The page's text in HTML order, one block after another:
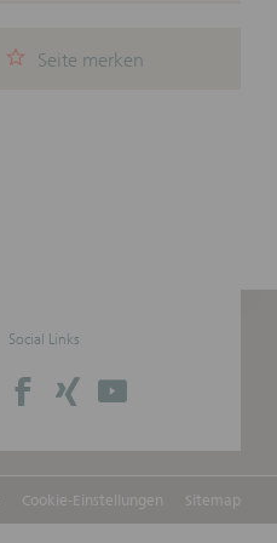
Seite merken
Social Links
Cookie-Einstellungen Sitemap